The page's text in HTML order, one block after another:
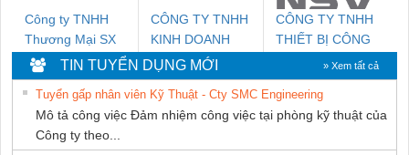
Công ty TNHH
Thương Mại SX
Ba Miền
CÔNG TY TNHH
KINH DOANH
DỊCH VỤ XNK
PHƯƠNG NAM
CÔNG TY TNHH
THIẾT BỊ CÔNG
NGHIỆP NIHON
SETSUBI VIỆT
NAM
TIN TUYỂN DỤNG MỚI » Xem tất cả
Tuyển gấp nhân viên Kỹ Thuật - Cty SMC Engineering
Mô tả công việc Đảm nhiệm công việc tại phòng kỹ thuật của
Công ty theo...